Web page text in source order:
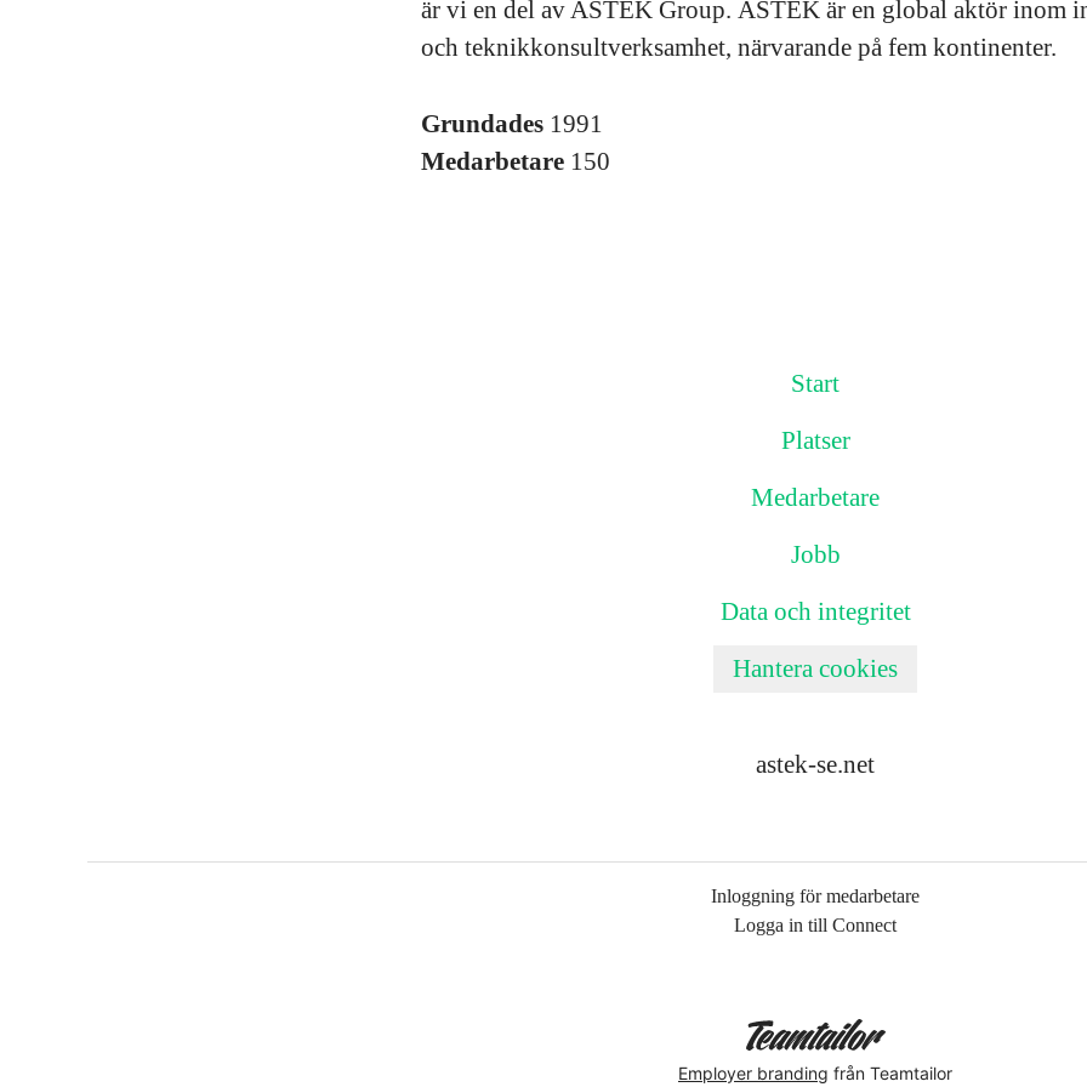
är vi en del av ASTEK Group. ASTEK är en global aktör inom
och teknikkonsultverksamhet, närvarande på fem kontinenter.
Grundades 1991
Medarbetare 150
Start
Platser
Medarbetare
Jobb
Data och integritet
Hantera cookies
astek-se.net
Inloggning för medarbetare
Logga in till Connect
Employer branding från Teamtailor